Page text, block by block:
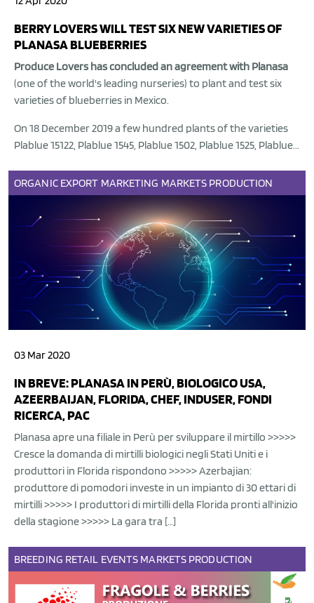
BERRY LOVERS WILL TEST SIX NEW VARIETIES OF
PLANASA BLUEBERRIES
Produce Lovers has concluded an agreement with Planasa
(one of the world's leading nurseries) to plant and test six
varieties of blueberries in Mexico.
On 18 December 2019 a few hundred plants of the varieties
Plablue 15122, Plablue 1545, Plablue 1502, Plablue 1525, Plablue...
ORGANIC EXPORT MARKETING MARKETS PRODUCTION
03 Mar 2020
IN BREVE: PLANASA IN PERÙ, BIOLOGICO USA,
AZEERBAIJAN, FLORIDA, CHEF, INDUSER, FONDI
RICERCA, PAC
Planasa apre una filiale in Perù per sviluppare il mirtillo >>>>>
Cresce la domanda di mirtilli biologici negli Stati Uniti e i
produttori in Florida rispondono >>>>> Azerbajian:
produttore di pomodori investe in un impianto di 30 ettari di
mirtilli >>>>> I produttori di mirtilli della Florida pronti all'inizio
della stagione >>>>> La gara tra […]
BREEDING RETAIL EVENTS MARKETS PRODUCTION